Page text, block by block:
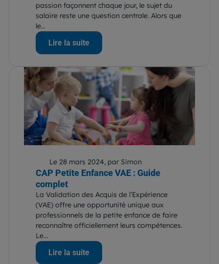
passion façonnent chaque jour, le sujet du
salaire reste une question centrale. Alors que
le...
Lire la suite
Le 28 mars 2024, par Simon
CAP Petite Enfance VAE : Guide
complet
La Validation des Acquis de l’Expérience
(VAE) offre une opportunité unique aux
professionnels de la petite enfance de faire
reconnaître officiellement leurs compétences.
Le...
Lire la suite